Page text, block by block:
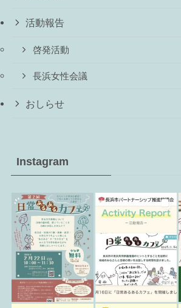
活動報告
啓発活動
長浜女性会議
おしらせ
Instagram